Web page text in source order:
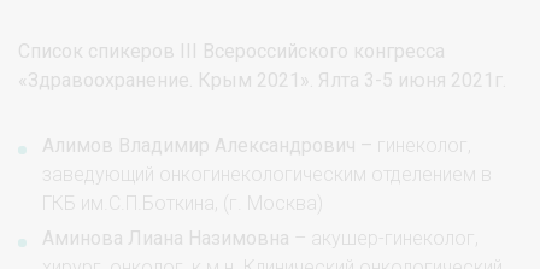
Список спикеров III Всероссийского конгресса
«Здравоохранение. Крым 2021». Ялта 3-5 июня 2021г.
Алимов Владимир Александрович – гинеколог,
заведующий онкогинекологическим отделением в
ГКБ им.С.П.Боткина, (г. Москва)
Аминова Лиана Назимовна
– акушер-гинеколог,